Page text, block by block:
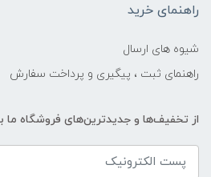
راهنمای خرید
شیوه های ارسال
راهنمای ثبت ، پیگیری و پرداخت سفارش
از تخفیف‌ها و جدیدترین‌های فروشگاه ما